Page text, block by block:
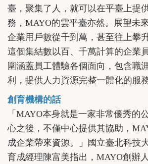
臺，聚集了人，就可以在平臺上提
務，MAYO的雲平臺亦然。展望未
企業用戶數從千到萬，甚至往上攀
這個集結數以百、千萬計算的企業
圍涵蓋員工體驗各個面向，包含職
利，提供人力資源完整一體化的服務
創育機構的話
「MAYO本身就是一家非常優秀的
心之後，不僅中心提供其協助，
成企業帶來資源。」國立臺北科技
育成經理陳富美指出，MAYO創辦